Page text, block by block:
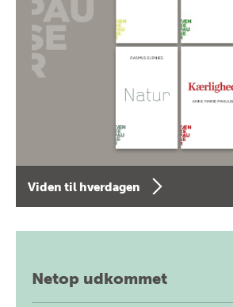
Viden til hverdagen
Netop udkommet